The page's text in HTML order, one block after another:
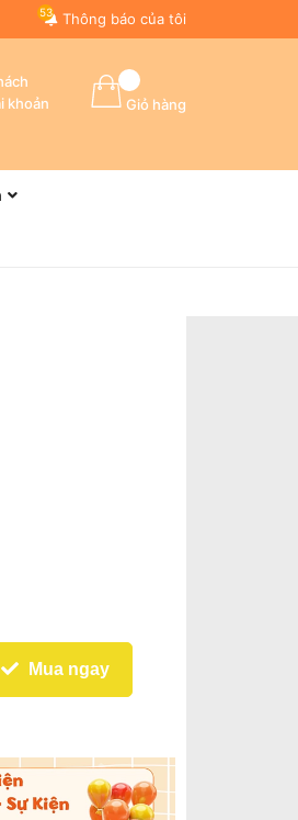
Thông báo của tôi
53
Giỏ hàng
khoản
Mua ngay